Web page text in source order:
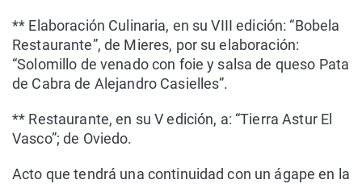
** Elaboración Culinaria, en su VIII edición: “Bobela
Restaurante”, de Mieres, por su elaboración:
“Solomillo de venado con foie y salsa de queso Pata
de Cabra de Alejandro Casielles”.
** Restaurante, en su V edición, a: “Tierra Astur El
Vasco”; de Oviedo.
Acto que tendrá una continuidad con un ágape en la